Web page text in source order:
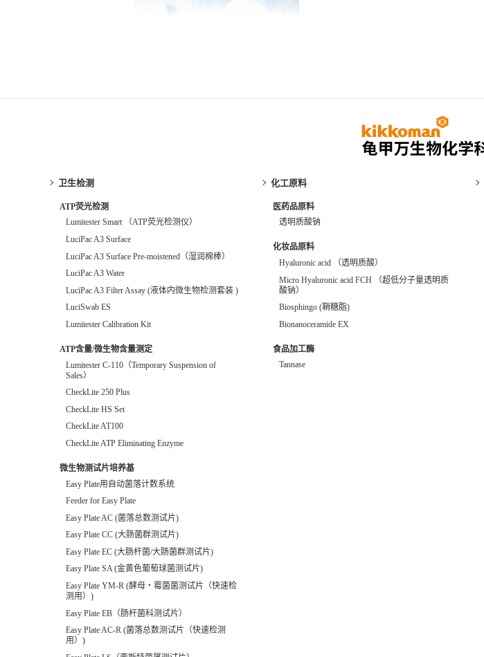
卫生检测
ATP荧光检测
Lumitester Smart （ATP荧光检测仪）
LuciPac A3 Surface
LuciPac A3 Surface Pre-moistened（湿润棉棒）
LuciPac A3 Water
LuciPac A3 Filter Assay (液体内微生物检测套装 )
LuciSwab ES
Lumitester Calibration Kit
ATP含量/微生物含量测定
Lumitester C-110（Temporary Suspension of
Sales）
CheckLite 250 Plus
CheckLite HS Set
CheckLite AT100
CheckLite ATP Eliminating Enzyme
微生物测试片培养基
Easy Plate用自动菌落计数系统
Feeder for Easy Plate
Easy Plate AC (菌落总数测试片)
Easy Plate CC (大肠菌群测试片)
Easy Plate EC (大肠杆菌/大肠菌群测试片)
Easy Plate SA (金黄色葡萄球菌测试片)
Easy Plate YM-R (酵母・霉菌菌测试片（快速检
测用）)
Easy Plate EB（肠杆菌科测试片）
Easy Plate AC-R (菌落总数测试片（快速检测
用）)
化工原料
医药品原料
透明质酸钠
化妆品原料
Hyaluronic acid （透明质酸）
Micro Hyaluronic acid FCH （超低分子量透明质
酸钠）
Biosphingo (鞘糖脂)
Bionanoceramide EX
食品加工酶
Tannase